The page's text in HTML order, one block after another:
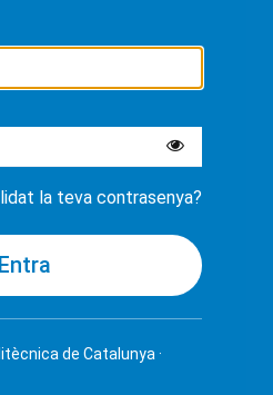
la teva contrasenya?
de Catalunya ·